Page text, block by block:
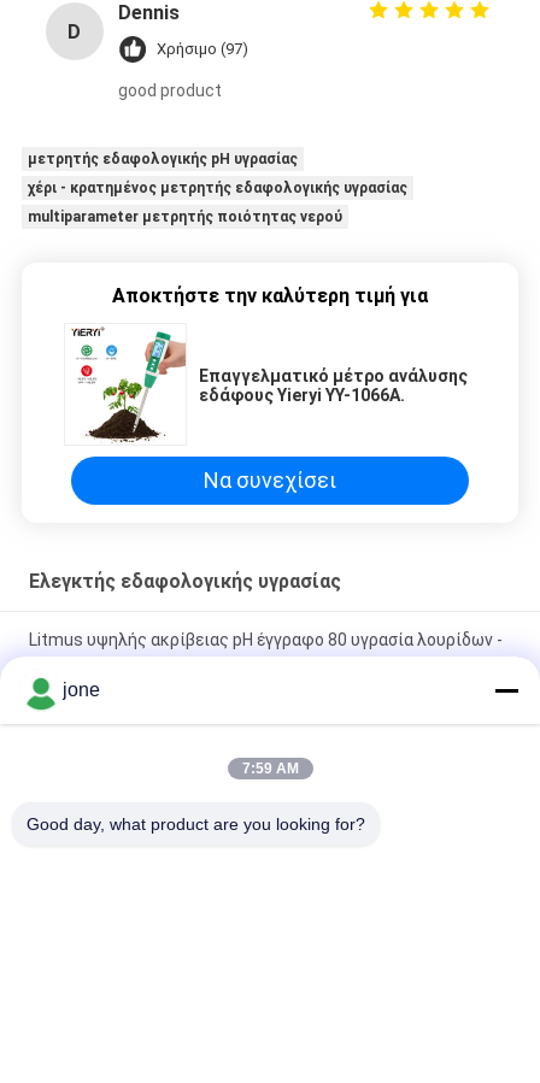
D
Dennis
Χρήσιμο (97)
good product
μετρητής εδαφολογικής pH υγρασίας
χέρι - κρατημένος μετρητής εδαφολογικής υγρασίας
multiparameter μετρητής ποιότητας νερού
Αποκτήστε την καλύτερη τιμή για
Επαγγελματικό μέτρο ανάλυσης
εδάφους Yieryi YY-1066A.
Να συνεχίσει
Ελεγκτής εδαφολογικής υγρασίας
Litmus υψηλής ακρίβειας pH έγγραφο 80 υγρασία λουρίδων -
ZigBee 3 σε 1 έξυπνος αισθητήρας εδάφους για θερμοκρασία
Δοκιμή MD-2G Ψηφιακό για σκόνη ξύλου Στάσιμος καλαμπόκι
jone
7:59 AM
Good day, what product are you looking for?